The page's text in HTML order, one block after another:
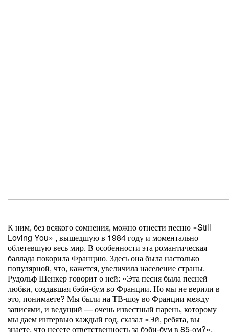
К ним, без всякого сомнения, можно отнести песню «Still
Loving You» , вышедшую в 1984 году и моментально
облетевшую весь мир. В особенности эта романтическая
баллада покорила Францию. Здесь она была настолько
популярной, что, кажется, увеличила население страны.
Рудольф Шенкер говорит о ней: «Эта песня была песней
любви, создавшая бэби-бум во Франции. Но мы не верили в
это, понимаете? Мы были на ТВ-шоу во Франции между
записями, и ведущий — очень известный парень, которому
мы даем интервью каждый год, сказал «Эй, ребята, вы
знаете, что несете ответственность за бэби-бум в 85-ом?».